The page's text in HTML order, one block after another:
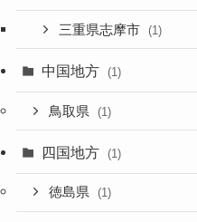
三重県志摩市 (1)
中国地方 (1)
鳥取県 (1)
四国地方 (1)
徳島県 (1)